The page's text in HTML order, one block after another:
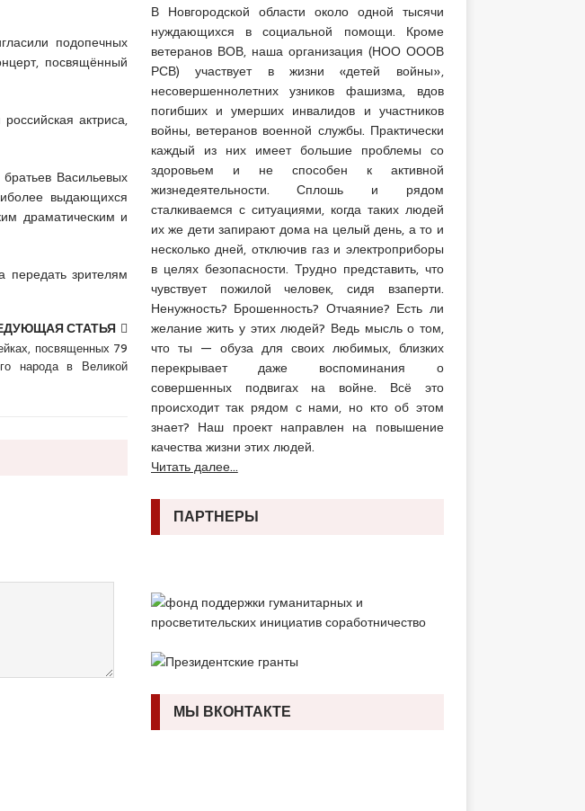
подопечных
посвящённый
актриса,
Васильевых
выдающихся
драматическим и
зрителям
СТАТЬЯ
посвященных 79
народа в Великой
В Новгородской области около одной тысячи
нуждающихся в социальной помощи. Кроме
ветеранов ВОВ, наша организация (НОО ОООВ
РСВ) участвует в жизни «детей войны»,
несовершеннолетних узников фашизма, вдов
погибших и умерших инвалидов и участников
войны, ветеранов военной службы. Практически
каждый из них имеет большие проблемы со
здоровьем и не способен к активной
жизнедеятельности. Сплошь и рядом
сталкиваемся с ситуациями, когда таких людей
их же дети запирают дома на целый день, а то и
несколько дней, отключив газ и электроприборы
в целях безопасности. Трудно представить, что
чувствует пожилой человек, сидя взаперти.
Ненужность? Брошенность? Отчаяние? Есть ли
желание жить у этих людей? Ведь мысль о том,
что ты — обуза для своих любимых, близких
перекрывает даже воспоминания о
совершенных подвигах на войне. Всё это
происходит так рядом с нами, но кто об этом
знает? Наш проект направлен на повышение
качества жизни этих людей.
Читать далее...
ПАРТНЕРЫ
МЫ ВКОНТАКТЕ